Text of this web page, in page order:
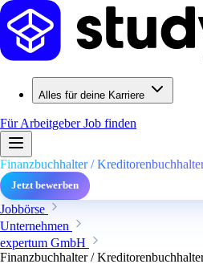
Alles für deine Karriere
Für ArbeitgeberJob finden
Finanzbuchhalter /
Jetzt bewerben
Jobbörse
Unternehmen
expertum GmbH
Finanzbuchhalter /